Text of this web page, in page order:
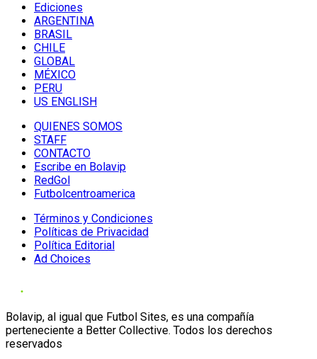
Ediciones
ARGENTINA
BRASIL
CHILE
GLOBAL
MÉXICO
PERU
US ENGLISH
QUIENES SOMOS
STAFF
CONTACTO
Escribe en Bolavip
RedGol
Futbolcentroamerica
Términos y Condiciones
Políticas de Privacidad
Política Editorial
Ad Choices
Bolavip, al igual que Futbol Sites, es una compañía
perteneciente a Better Collective. Todos los derechos
reservados